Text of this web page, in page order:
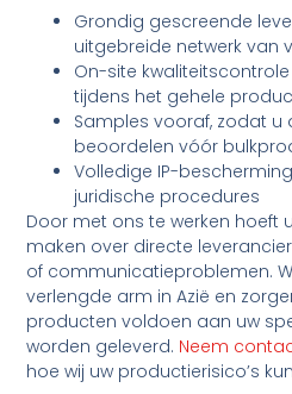
Grondig gescreende
uitgebreide netwerk van
On-site
tijdens het gehele
Samples vooraf, zodat u
beoordelen vóór
Volledige IP-
juridische procedures
Door met ons te werken hoeft
maken over directe
of communicatieproblemen.
verlengde arm in Azië en
producten voldoen aan uw
worden geleverd. Neem
hoe wij uw productierisico’s